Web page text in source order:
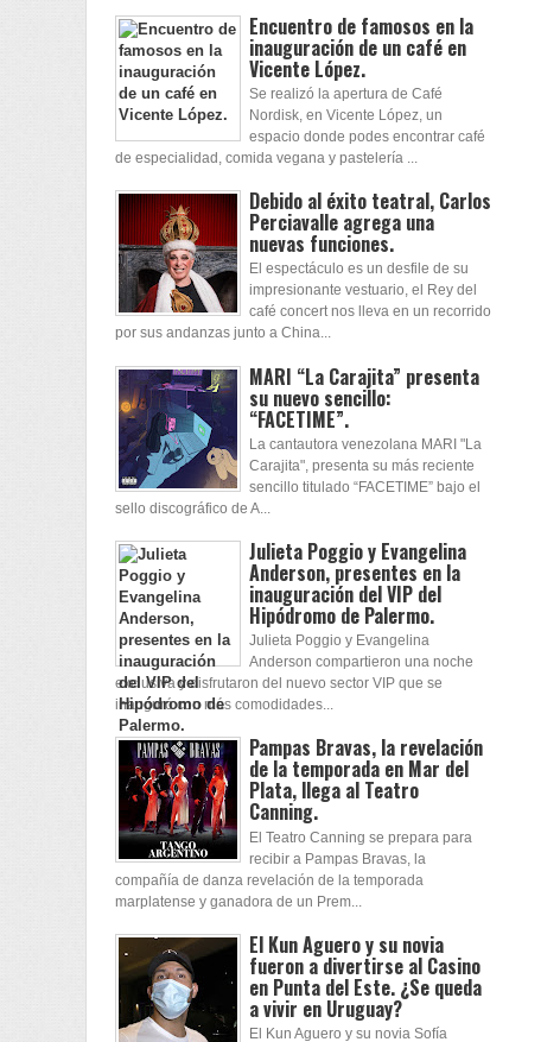
Encuentro de famosos en la
inauguración de un café en
Vicente López.
Se realizó la apertura de Café
Nordisk, en Vicente López, un
espacio donde podes encontrar café
de especialidad, comida vegana y pastelería ...
Debido al éxito teatral, Carlos
Perciavalle agrega una
nuevas funciones.
El espectáculo es un desfile de su
impresionante vestuario, el Rey del
café concert nos lleva en un recorrido
por sus andanzas junto a China...
MARI “La Carajita” presenta
su nuevo sencillo:
“FACETIME”.
La cantautora venezolana MARI "La
Carajita", presenta su más reciente
sencillo titulado “FACETIME” bajo el
sello discográfico de A...
Julieta Poggio y Evangelina
Anderson, presentes en la
inauguración del VIP del
Hipódromo de Palermo.
Julieta Poggio y Evangelina
Anderson compartieron una noche
exclusiva y disfrutaron del nuevo sector VIP que se
inauguró con más comodidades...
Pampas Bravas, la revelación
de la temporada en Mar del
Plata, llega al Teatro
Canning.
El Teatro Canning se prepara para
recibir a Pampas Bravas, la
compañía de danza revelación de la temporada
marplatense y ganadora de un Prem...
El Kun Aguero y su novia
fueron a divertirse al Casino
en Punta del Este. ¿Se queda
a vivir en Uruguay?
El Kun Aguero y su novia Sofía